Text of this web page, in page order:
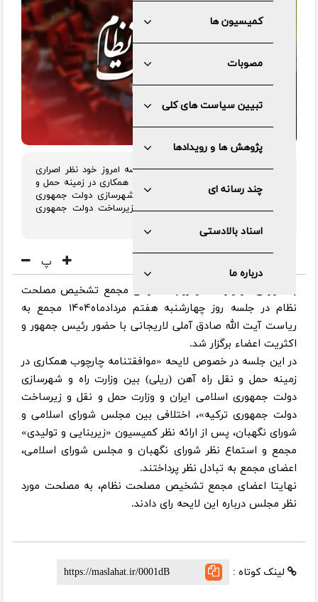
کمیسیون ها
مصوبات
تبیین سیاست های کلی
پژوهش ها و رویدادها
چند رسانه ای
اسناد بالادستی
درباره ما
مجمع تشخیص مصلحت نظام در جلسه امروز خود نظر اصراری
مجلس در خصوص«موافقتنامه چارچوب همکاری در زمینه حمل و
نقل راه آهن (ریلی) بین وزارت راه و شهرسازی دولت جمهوری
اسلامی ایران و وزارت حمل و نقل و زیرساخت دولت جمهوری
پ
به گزارش مرکز رسانه و روابط عمومی مجمع تشخیص مصلحت
نظام در جلسه روز چهارشنبه هفتم مردادماه۱۴۰۴ مجمع به
ریاست آیت الله صادق آملی لاریجانی با حضور رئیس جمهور و
اکثریت اعضاء برگزار شد.
در این جلسه در خصوص لایحه «موافقتنامه چارچوب همکاری در
زمینه حمل و نقل راه آهن (ریلی) بین وزارت راه و شهرسازی
دولت جمهوری اسلامی ایران و وزارت حمل و نقل و زیرساخت
دولت جمهوری ترکیه»، اختلافی بین مجلس شورای اسلامی و
شورای نگهبان، پس از ارائه نظر کمیسیون‌ «زیربنایی و تولیدی»
مجمع و استماع نظر شورای نگهبان و مجلس شورای اسلامی،
اعضای مجمع به تبادل نظر پرداختند.
نهایتا اعضای مجمع تشخیص مصلحت نظام، به مصلحت مورد
نظر مجلس درباره این لایحه رای دادند.
لینک کوتاه :